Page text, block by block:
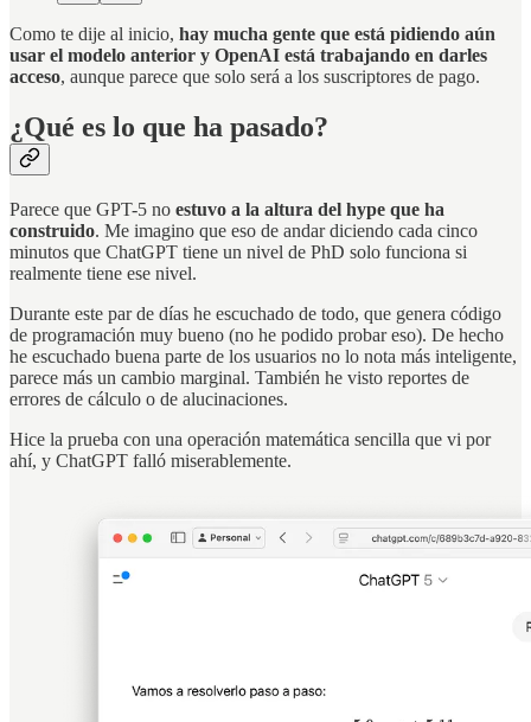
Como te dije al inicio, hay mucha gente que está pidiendo aún
usar el modelo anterior y OpenAI está trabajando en darles
acceso, aunque parece que solo será a los suscriptores de pago.
¿Qué es lo que ha pasado?
Parece que GPT-5 no estuvo a la altura del hype que ha
construido. Me imagino que eso de andar diciendo cada cinco
minutos que ChatGPT tiene un nivel de PhD solo funciona si
realmente tiene ese nivel.
Durante este par de días he escuchado de todo, que genera código
de programación muy bueno (no he podido probar eso). De hecho
he escuchado buena parte de los usuarios no lo nota más inteligente,
parece más un cambio marginal. También he visto reportes de
errores de cálculo o de alucinaciones.
Hice la prueba con una operación matemática sencilla que vi por
ahí, y ChatGPT falló miserablemente.